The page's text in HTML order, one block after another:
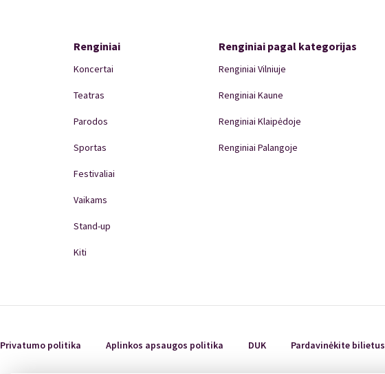
Renginiai
Koncertai
Teatras
Parodos
Sportas
Festivaliai
Vaikams
Stand-up
Kiti
Renginiai pagal kategorijas
Renginiai Vilniuje
Renginiai Kaune
Renginiai Klaipėdoje
Renginiai Palangoje
Privatumo politika Aplinkos apsaugos politika DUK Pardavinėkite bilietus